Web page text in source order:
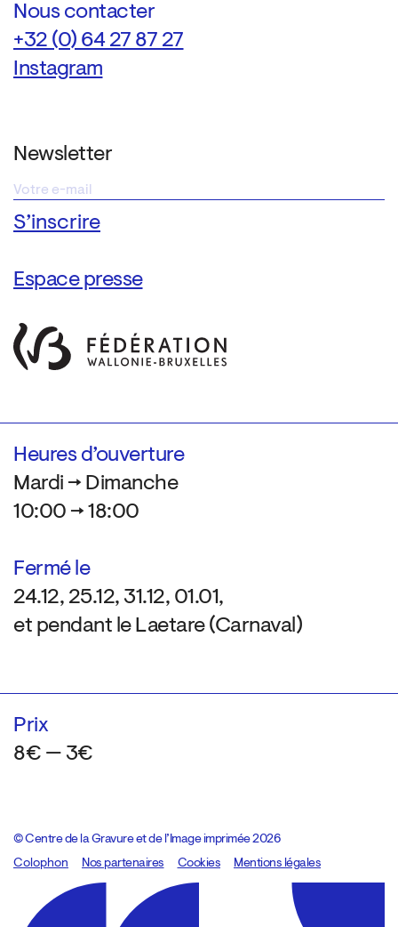
Nous contacter
+32 (0) 64 27 87 27
Instagram
Newsletter
Espace presse
Heures d’ouverture
Mardi → Dimanche
10:00 → 18:00
Fermé le
24.12, 25.12, 31.12, 01.01,
et pendant le Laetare (Carnaval)
Prix
8€ — 3€
© Centre de la Gravure et de l’Image imprimée 2026
Colophon
Design:Marcel Kaczmarek, code:8080.studio
Nos partenaires Cookies Mentions légales